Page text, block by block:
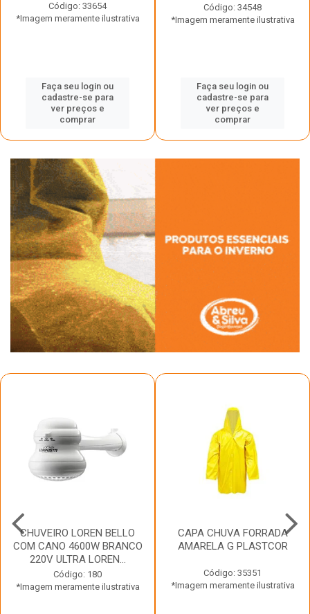
Código: 33654
*Imagem meramente ilustrativa
Faça seu login ou
cadastre-se para
ver preços e
comprar
Código: 34548
*Imagem meramente ilustrativa
Faça seu login ou
cadastre-se para
ver preços e
comprar
CHUVEIRO LOREN BELLO
COM CANO 4600W BRANCO
220V ULTRA LOREN...
Código: 180
*Imagem meramente ilustrativa
CAPA CHUVA FORRADA
AMARELA G PLASTCOR
Código: 35351
*Imagem meramente ilustrativa